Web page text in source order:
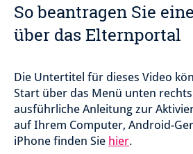
So beantragen Sie
über das Elternportal
Die Untertitel für dieses Video
Start über das Menü unten
ausführliche Anleitung zur
auf Ihrem Computer, Android-
iPhone finden Sie hier.